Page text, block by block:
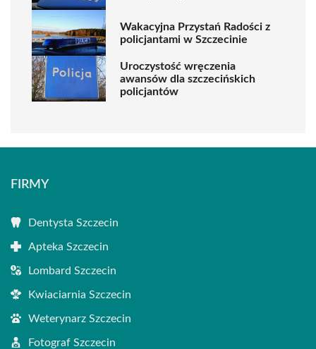
Wakacyjna Przystań Radości z
policjantami w Szczecinie
Uroczystość wręczenia
awansów dla szczecińskich
policjantów
FIRMY
Dentysta Szczecin
Apteka Szczecin
Lombard Szczecin
Kwiaciarnia Szczecin
Weterynarz Szczecin
Fotograf Szczecin